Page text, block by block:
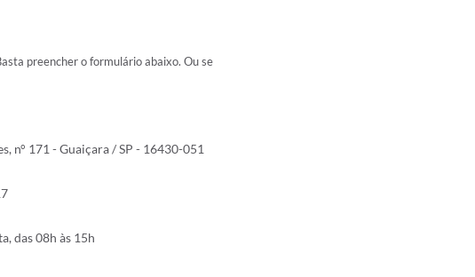
preencher o formulário abaixo. Ou se
n° 171 - Guaiçara / SP - 16430-051
das 08h às 15h